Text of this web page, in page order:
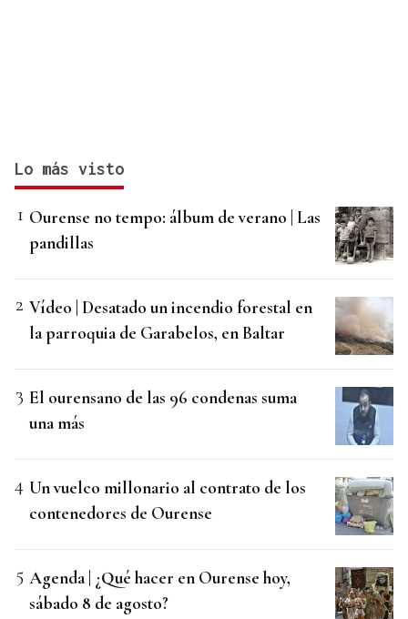
Lo más visto
Ourense no tempo: álbum de verano | Las
pandillas
Vídeo | Desatado un incendio forestal en
la parroquia de Garabelos, en Baltar
El ourensano de las 96 condenas suma
una más
Un vuelco millonario al contrato de los
contenedores de Ourense
Agenda | ¿Qué hacer en Ourense hoy,
sábado 8 de agosto?